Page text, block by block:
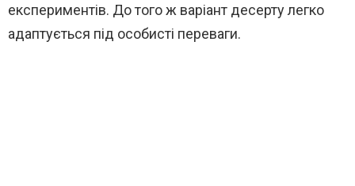
експериментів. До того ж варіант десерту легко
адаптується під особисті переваги.